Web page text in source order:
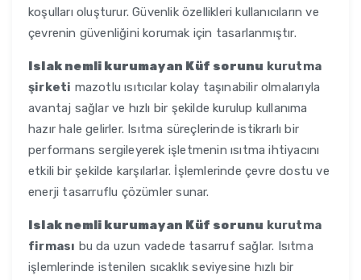
koşulları oluşturur. Güvenlik özellikleri kullanıcıların ve
çevrenin güvenliğini korumak için tasarlanmıştır.
Islak nemli kurumayan Küf sorunu kurutma
şirketi mazotlu ısıtıcılar kolay taşınabilir olmalarıyla
avantaj sağlar ve hızlı bir şekilde kurulup kullanıma
hazır hale gelirler. Isıtma süreçlerinde istikrarlı bir
performans sergileyerek işletmenin ısıtma ihtiyacını
etkili bir şekilde karşılarlar. İşlemlerinde çevre dostu ve
enerji tasarruflu çözümler sunar.
Islak nemli kurumayan Küf sorunu kurutma
firması bu da uzun vadede tasarruf sağlar. Isıtma
işlemlerinde istenilen sıcaklık seviyesine hızlı bir